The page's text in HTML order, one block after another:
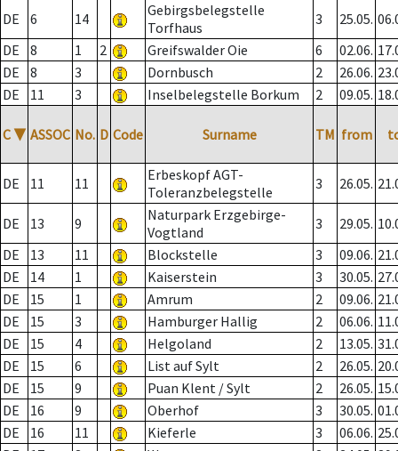
DE
6 14
Gebirgsbelegstelle
Torfhaus
3 25.05.
DE
8 1 2 Greifswalder Oie 6 02.06.
DE
8 3 Dornbusch 2 26.06.
DE
11 3 Inselbelegstelle Borkum 2 09.05.
C ▼ ASSOC No. D Code Surname TM from
DE 11 11
Erbeskopf AGT-
Toleranzbelegstelle
3 26.05.
DE 13 9
Naturpark Erzgebirge-
Vogtland
3 29.05.
DE
13 11 Blockstelle 3 09.06.
DE
14 1 Kaiserstein 3 30.05.
DE
15 1 Amrum 2 09.06.
DE
15 3 Hamburger Hallig 2 06.06.
DE
15 4 Helgoland 2 13.05.
DE
15 6 List auf Sylt 2 26.05.
DE
15 9 Puan Klent / Sylt 2 26.05.
DE
16 9 Oberhof 3 30.05.
DE
16 11 Kieferle 3 06.06.